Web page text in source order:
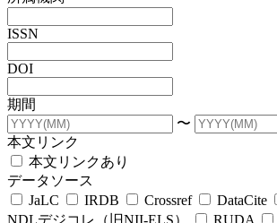
ISSN
DOI
期間
〜
本文リンク
本文リンクあり
データソース
JaLC
IRDB Crossref DataCite
NDLデジコレ（旧NII-ELS）
RUDA